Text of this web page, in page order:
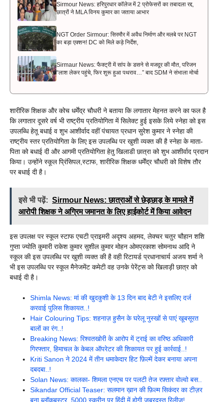
Sirmour News: हरिपुरधार कॉलेज में 2 प्रोफेसरों का तबादला रद्द,
छात्रों ने MLA विनय कुमार का जताया आभार
NGT Order Sirmour: सिरमौर में अवैध निर्माण और मलबे पर NGT
का बड़ा एक्शन! DC को मिले कड़े निर्देश,
Sirmaur News: फैक्ट्री में सांप के डसने से मजदूर की मौत, परिजन
“लाश लेकर पहुंचे, फिर शुरू हुआ पथराव…” बाद SDM ने संभाला मोर्चा
शारीरिक शिक्षक और कोच धर्मेंद्र चौधरी ने बताया कि लगातार मेहनत करने का फल है
कि लगातार दूसरे वर्ष भी राष्ट्रीय प्रतियोगिता में सिलेक्ट हुई इसके लिये स्नेहा को इस
उपलब्धि हेतू बधाई व शुभ आशीर्वाद वहीं पंचायत प्रधान सुरेश कुमार ने स्नेहा की
राष्ट्रीय स्तर प्रतियोगिता के लिए इस उपलब्धि पर खुशी व्यक्त की है स्नेहा के माता-
पिता को बधाई दी और आगमी प्रतियोगिता हेतु खिलाडी छात्रा को शुभ आशीर्वाद प्रदान
किया। उन्होंने स्कूल प्रिंसिपल,स्टाफ, शारीरिक शिक्षक धर्मेंद्र चौधरी को विशेष तौर
पर बधाई दी है।
इसे भी पढ़ें: Sirmour News: छात्राओं से छेड़छाड़ के मामले में
आरोपी शिक्षक ने अग्रिम जमानत के लिए हाईकोर्ट में किया आवेदन
इस उपलक्ष पर स्कूल स्टाफ एचटी प्राइमरी अदृश्य अहमद, लेक्चर चतुर चौहान शशि
गुप्ता ज्योति कुमारी राकेश कुमार सुशील कुमार मोहन ओमप्रकाश सोमनाथ आदि ने
स्कूल की इस उपलब्धि पर खुशी व्यक्त की है वही रिटायर्ड प्रधानाचार्य अजय शर्मा ने
भी इस उपलब्धि पर स्कूल मैनेजमेंट कमेटी वह उनके पेरेंट्स को खिलाड़ी छात्र को
बधाई दी है।
Shimla News: मां की खुदकुशी के 13 दिन बाद बेटी ने इसलिए दर्ज
करवाई पुलिस शिकायत..!
Hair Colouring Tips: शहनाज़ हुसैन के घरेलू नुस्खों से पाएं खूबसूरत
बालों का रंग..!
Breaking News: रिश्वतखोरी के आरोप में ट्राई का वरिष्ठ अधिकारी
गिरफ्तार, हिमाचल के केबल ऑपरेटर की शिकायत पर हुई कार्रवाई..!
Kriti Sanon ने 2024 में तीन धमाकेदार हिट फ़िल्में देकर बनाया अपना
दबदबा..!
Solan News: कालका- शिमला एनएच पर पलटी तेज रफ़्तार वोल्वो बस..
Sikandar Official Teaser: सलमान ख़ान की फ़िल्म सिकंदर का टीज़र
बना ब्लॉकबस्टर, 5000 स्क्रीन पर हिंदी में होगी जबरदस्त रिलीज!